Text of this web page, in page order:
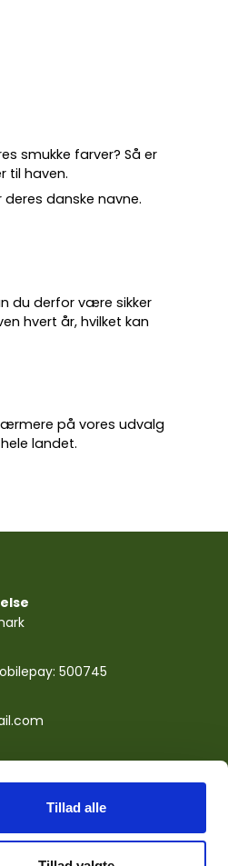
Tillad alle
smukke farver? Så er
til haven.
danske navne.
du derfor være sikker
hvert år, hvilket kan
på vores udvalg
landet.
500745